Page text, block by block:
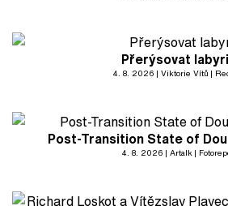
Přerýsovat
4. 8. 2026 Viktorie Vítů
Post-Transition State of
4. 8. 2026 Artalk